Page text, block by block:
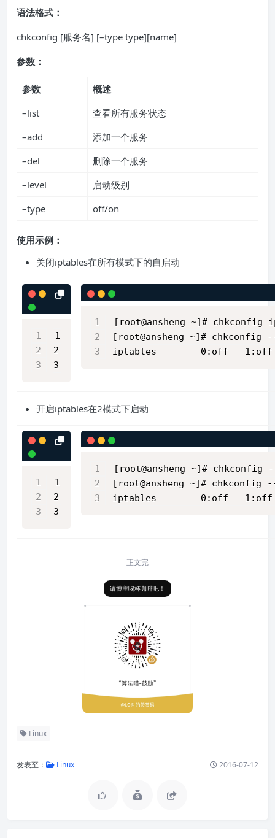
语法格式：
chkconfig [服务名] [–type type][name]
参数：
参数
概述
–list
查看所有服务状态
–add
添加一个服务
–del
删除一个服务
–level
启动级别
–type
off/on
使用示例：
关闭iptables在所有模式下的自启动
1
2
3
[root@ansheng ~]#
[root@ansheng ~]#
iptables        0:off
开启iptables在2模式下启动
1
2
3
[root@ansheng ~]#
[root@ansheng ~]#
iptables        0:off
正文完
请博主喝杯咖啡吧！
Linux
发表至： Linux 2016-07-12